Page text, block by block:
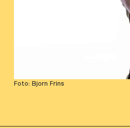
Foto: Bjorn Frins